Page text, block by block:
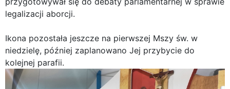
legalizacji aborcji.
Ikona pozostała jeszcze na pierwszej Mszy św. w
niedzielę, później zaplanowano Jej przybycie do
kolejnej parafii.